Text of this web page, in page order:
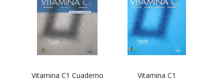
Vitamina C1 Cuaderno
Vitamina C1